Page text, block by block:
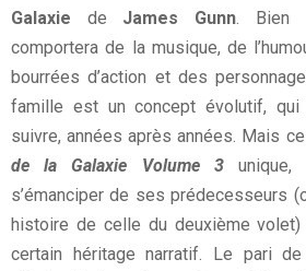
Galaxie de James Gunn . Bien
comportera de la musique, de
bourrées d’action et des
famille est un concept évolutif,
suivre, années après années. Mais
de la Galaxie Volume 3unique,
s’émanciper de ses prédecesseurs
histoire de celle du deuxième
certain héritage narratif. Le pari